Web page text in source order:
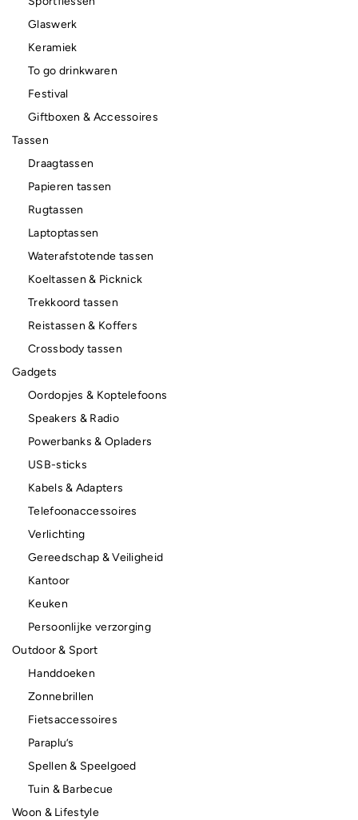
Glaswerk
Keramiek
To go drinkwaren
Festival
Giftboxen & Accessoires
Tassen
Draagtassen
Papieren tassen
Rugtassen
Laptoptassen
Waterafstotende tassen
Koeltassen & Picknick
Trekkoord tassen
Reistassen & Koffers
Crossbody tassen
Gadgets
Oordopjes & Koptelefoons
Speakers & Radio
Powerbanks & Opladers
USB-sticks
Kabels & Adapters
Telefoonaccessoires
Verlichting
Gereedschap & Veiligheid
Kantoor
Keuken
Persoonlijke verzorging
Outdoor & Sport
Handdoeken
Zonnebrillen
Fietsaccessoires
Paraplu’s
Spellen & Speelgoed
Tuin & Barbecue
Woon & Lifestyle